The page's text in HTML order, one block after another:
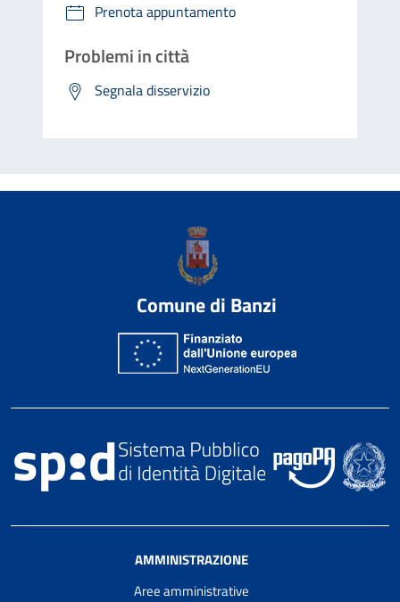
Prenota appuntamento
Problemi in città
Segnala disservizio
Comune di Banzi
AMMINISTRAZIONE
Aree amministrative